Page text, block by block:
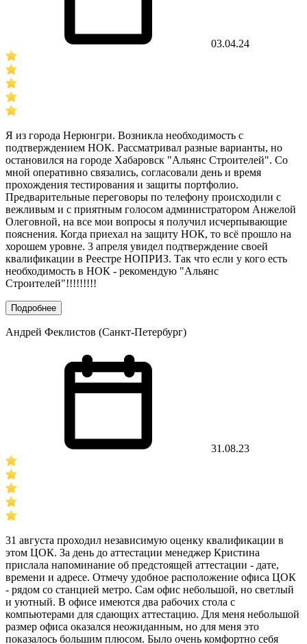
03.04.24
Я из города Нерюнгри. Возникла необходимость с
подтверждением НОК. Рассматривал разные варианты, но
остановился на городе Хабаровск "Альянс Строителей". Со
мной оперативно связались, согласовали день и время
прохождения тестирования и защиты портфолио.
Предварительные переговоры по телефону происходили с
вежливым и с приятным голосом администратором Анжелой
Олеговной, на все мои вопросы я получил исчерпывающие
пояснения. Когда приехал на защиту НОК, то всё прошло на
хорошем уровне. 3 апреля увидел подтверждение своей
квалификации в Реестре НОПРИЗ. Так что если у кого есть
необходимость в НОК - рекомендую "Альянс
Строителей"!!!!!!!!!
Подробнее
Андрей Феклистов (Санкт-Петербург)
31.08.23
31 августа проходил независимую оценку квалификации в
этом ЦОК. За день до аттестации менеджер Кристина
прислала напоминание об предстоящей аттестации - дате,
времени и адресе. Отмечу удобное расположение офиса ЦОК
- рядом со станцией метро. Сам офис небольшой, но светлый
и уютный. В офисе имеются два рабочих стола с
компьютерами для сдающих аттестацию. Для меня небольшой
размер офиса оказался неожиданным, но для меня это
показалось большим плюсом. Было очень комфортно себя